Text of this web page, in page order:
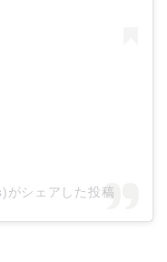
シェアした投稿